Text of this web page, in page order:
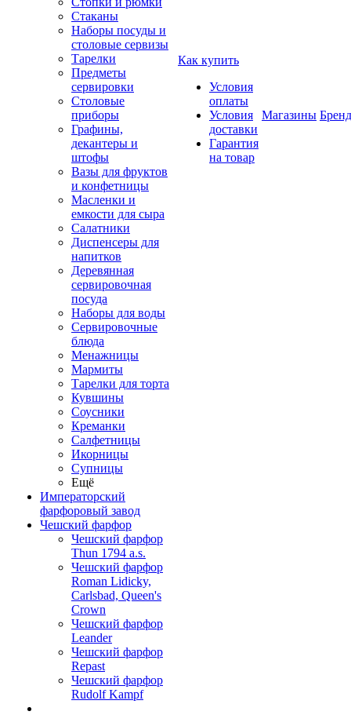
Стаканы
Наборы посуды и
столовые сервизы
Тарелки
Предметы
сервировки
Столовые
приборы
Графины,
декантеры и
штофы
Вазы для фруктов
и конфетницы
Масленки и
емкости для сыра
Салатники
Диспенсеры для
напитков
Деревянная
сервировочная
посуда
Наборы для воды
Сервировочные
блюда
Менажницы
Мармиты
Тарелки для торта
Кувшины
Соусники
Креманки
Салфетницы
Икорницы
Супницы
Ещё
Императорский
фарфоровый завод
Чешский фарфор
Чешский фарфор
Thun 1794 a.s.
Чешский фарфор
Roman Lidicky,
Carlsbad, Queen's
Crown
Чешский фарфор
Leander
Чешский фарфор
Repast
Чешский фарфор
Rudolf Kampf
Как купить
Условия
оплаты
Условия
доставки
Гарантия
на товар
Магазины